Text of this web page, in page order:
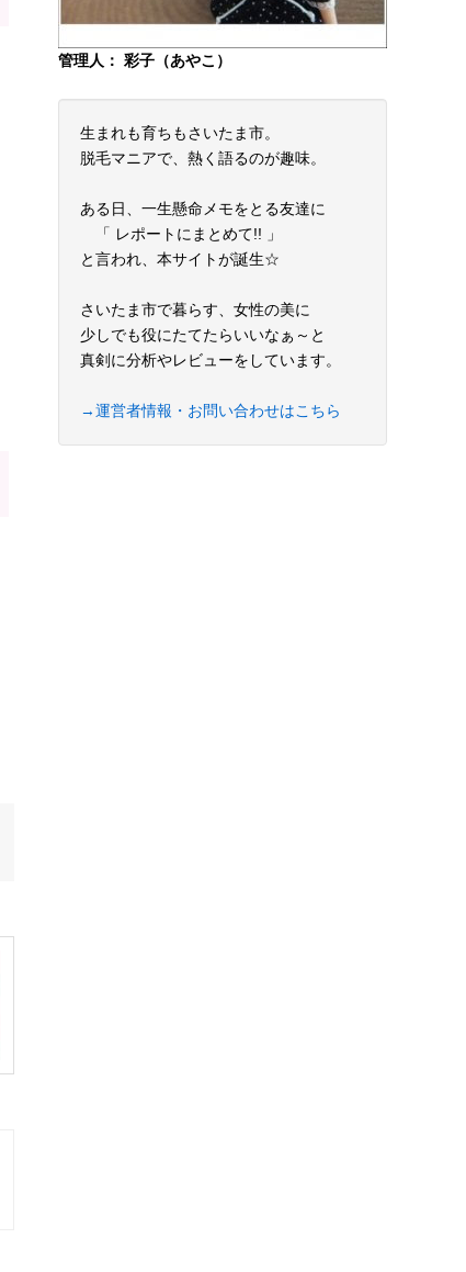
管理人： 彩子（あやこ）
生まれも育ちもさいたま市。
脱毛マニアで、熱く語るのが趣味。
ある日、一生懸命メモをとる友達に
「 レポートにまとめて!! 」
と言われ、本サイトが誕生☆
さいたま市で暮らす、女性の美に
少しでも役にたてたらいいなぁ～と
真剣に分析やレビューをしています。
→運営者情報・お問い合わせはこちら